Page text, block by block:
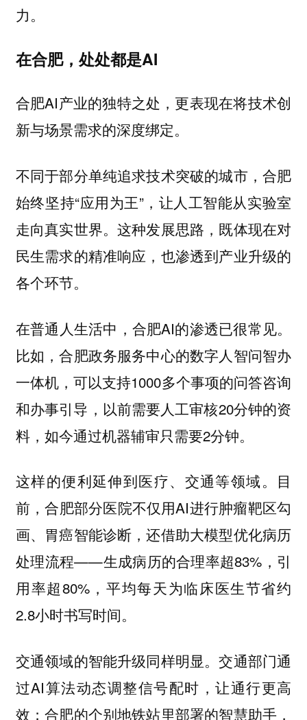
力。
在合肥，处处都是AI
合肥AI产业的独特之处，更表现在将技术创
新与场景需求的深度绑定。
不同于部分单纯追求技术突破的城市，合肥
始终坚持“应用为王”，让人工智能从实验室
走向真实世界。这种发展思路，既体现在对
民生需求的精准响应，也渗透到产业升级的
各个环节。
在普通人生活中，合肥AI的渗透已很常见。
比如，合肥政务服务中心的数字人智问智办
一体机，可以支持1000多个事项的问答咨询
和办事引导，以前需要人工审核20分钟的资
料，如今通过机器辅审只需要2分钟。
这样的便利延伸到医疗、交通等领域。目
前，合肥部分医院不仅用AI进行肿瘤靶区勾
画、胃癌智能诊断，还借助大模型优化病历
处理流程——生成病历的合理率超83%，引
用率超80%，平均每天为临床医生节省约
2.8小时书写时间。
交通领域的智能升级同样明显。交通部门通
过AI算法动态调整信号配时，让通行更高
效；合肥的个别地铁站里部署的智慧助手，